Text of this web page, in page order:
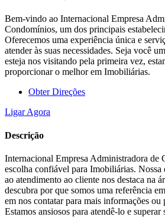
Bem-vindo ao Internacional Empresa
Condomínios, um dos principais
Oferecemos uma experiência única e
atender às suas necessidades. Seja você
esteja nos visitando pela primeira vez,
proporcionar o melhor em Imobiliárias.
Obter Direções
Ligar Agora
Descrição
Internacional Empresa Administradora de
escolha confiável para Imobiliárias. Nossa
ao atendimento ao cliente nos destaca na
descubra por que somos uma referência
em nos contatar para mais informações ou
Estamos ansiosos para atendê-lo e superar